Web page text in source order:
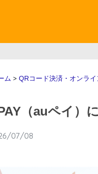
ム > QRコード決済・オンラ
（auペイ）
07/08